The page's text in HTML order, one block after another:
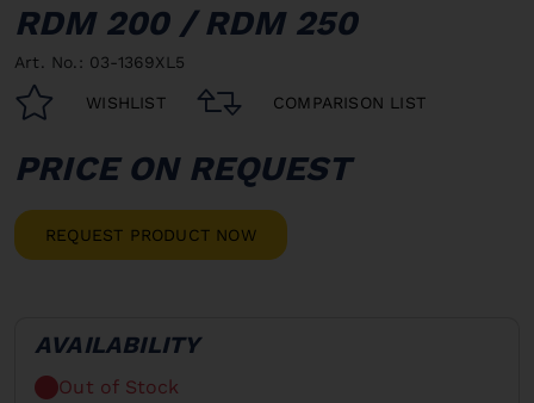
RDM 200 / RDM 250
Art. No.: 03-1369XL5
WISHLIST COMPARISON LIST
PRICE ON REQUEST
REQUEST PRODUCT NOW
AVAILABILITY
Out of Stock